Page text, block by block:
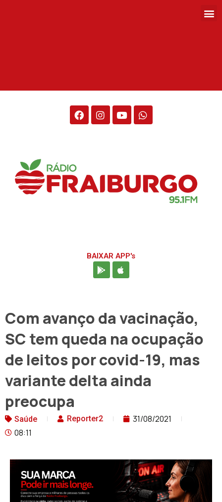
BAIXAR APP's
Com avanço da vacinação,
SC tem queda na ocupação
de leitos por covid-19, mas
variante delta ainda
preocupa
Saúde Reporter2
31/08/2021
08:11